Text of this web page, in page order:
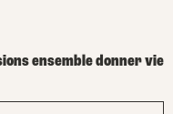
ensemble donner vie